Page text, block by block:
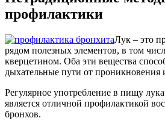
профилактики
Лук – это
рядом полезных элементов, в том
кверцетином. Оба эти вещества
дыхательные пути от проникновения
Регулярное употребление в пищу
является отличной профилактикой
бронхов.